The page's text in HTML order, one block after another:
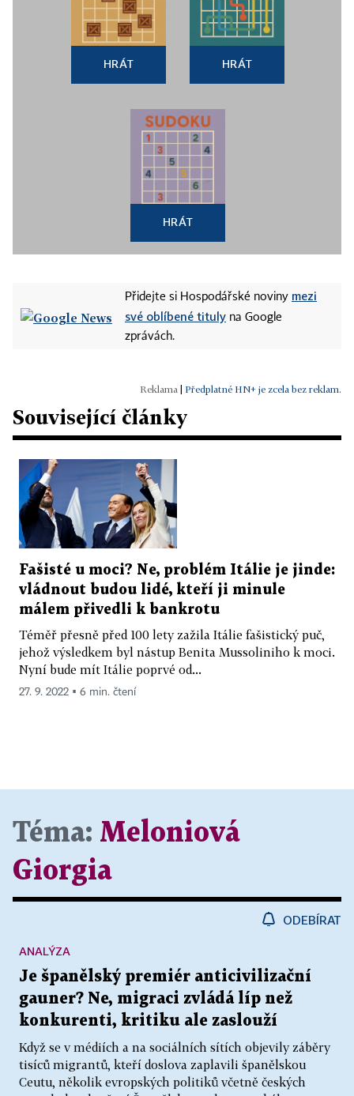
HRÁT HRÁT
HRÁT
Přidejte si Hospodářské noviny mezi
své oblíbené tituly na Google
zprávách.
Předplatné HN+ je zcela bez reklam.
Související články
Fašisté u moci? Ne, problém Itálie je jinde:
vládnout budou lidé, kteří ji minule
málem přivedli k bankrotu
Téměř přesně před 100 lety zažila Itálie fašistický puč,
jehož výsledkem byl nástup Benita Mussoliniho k moci.
Nyní bude mít Itálie poprvé od...
27. 9. 2022 ▪ 6 min. čtení
Téma: Meloniová
Giorgia
ODEBÍRAT
Je španělský premiér anticivilizační
gauner? Ne, migraci zvládá líp než
konkurenti, kritiku ale zaslouží
Když se v médiích a na sociálních sítích objevily záběry
tisíců migrantů, kteří doslova zaplavili španělskou
Ceutu, několik evropských politiků včetně českých
ANALÝZA